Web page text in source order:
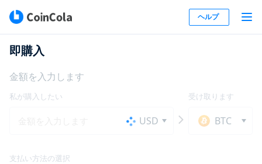
ヘルプ
即購入
金額を入力します
私が購入したい
USD
受け取ります
BTC
支払い方法の選択